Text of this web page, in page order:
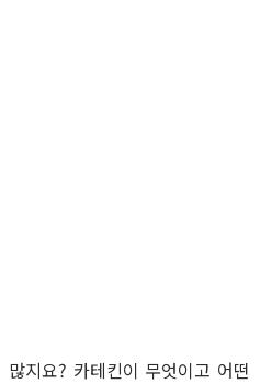
지요? 카테킨이 무엇이고 어떤